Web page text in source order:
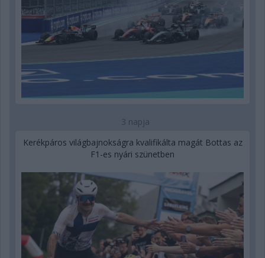
3 napja
Kerékpáros világbajnokságra kvalifikálta magát Bottas az
F1-es nyári szünetben